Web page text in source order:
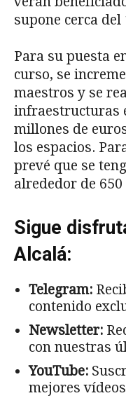
supone cerca
Para su puesta
curso, se
maestros y se
infraestructuras
millones de
los espacios.
prevé que se
alrededor de
Sigue
Alcalá:
Telegram:
contenido
Newsletter:
con nuestras
YouTube:
mejores